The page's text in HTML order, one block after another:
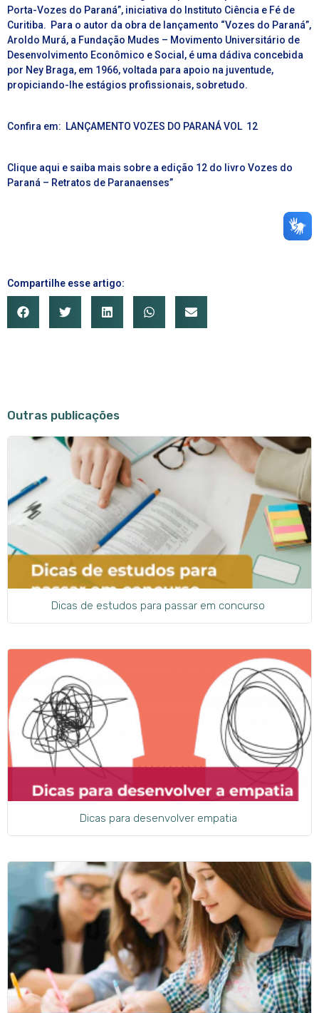
Porta-Vozes do Paraná”, iniciativa do Instituto Ciência e Fé de
Curitiba. Para o autor da obra de lançamento “Vozes do Paraná”,
Aroldo Murá, a Fundação Mudes – Movimento Universitário de
Desenvolvimento Econômico e Social, é uma dádiva concebida
por Ney Braga, em 1966, voltada para apoio na juventude,
propiciando-lhe estágios profissionais, sobretudo.
Confira em: LANÇAMENTO VOZES DO PARANÁ VOL 12
Clique aqui e saiba mais sobre a edição 12 do livro Vozes do
Paraná – Retratos de Paranaenses”
Compartilhe esse artigo:
Outras publicações
Dicas de estudos para passar em concurso
Dicas para desenvolver empatia